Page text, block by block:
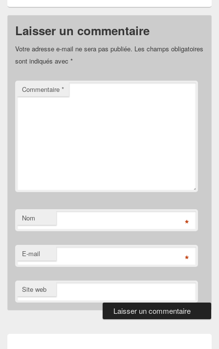
Laisser un commentaire
Votre adresse e-mail ne sera pas publiée. Les champs obligatoires
sont indiqués avec *
Commentaire *
Nom *
E-mail *
Site web